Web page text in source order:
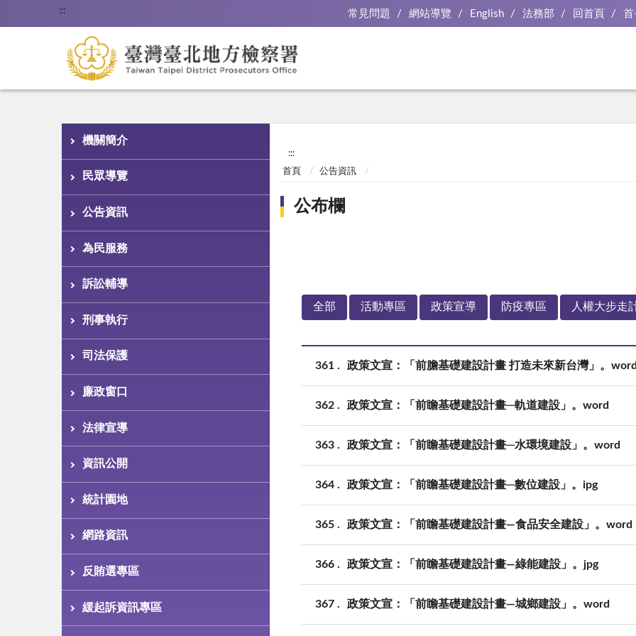
::: 常見問題 網站導覽 English 法務部 回首頁 首
機關簡介
民眾導覽
公告資訊
為民服務
訴訟輔導
刑事執行
司法保護
廉政窗口
法律宣導
資訊公開
統計園地
網路資訊
反賄選專區
緩起訴資訊專區
:::
首頁 公告資訊
公布欄
全部 活動專區 政策宣導 防疫專區 人權大步走
361 政策文宣：「前膽基礎建設計畫 打造未來新台灣」。
362 政策文宣：「前瞻基礎建設計畫─軌道建設」。word
363 政策文宣：「前瞻基礎建設計畫─水環境建設」。word
364 政策文宣：「前瞻基礎建設計畫─數位建設」。ipg
365 政策文宣：「前瞻基礎建設計畫—食品安全建設」。word
366 政策文宣：「前瞻基礎建設計畫—綠能建設」。jpg
367 政策文宣：「前瞻基礎建設計畫—城鄉建設」。word